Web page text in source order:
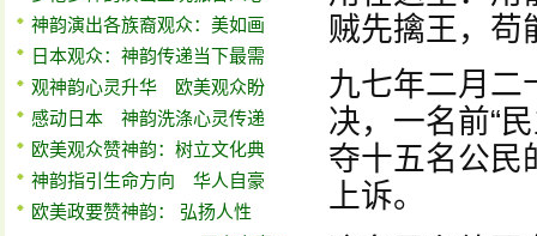
神韵演出各族裔观众：美如画
日本观众：神韵传递当下最需
观神韵心灵升华 欧美观众盼
感动日本 神韵洗涤心灵传递
欧美观众赞神韵：树立文化典
神韵指引生命方向 华人自豪
欧美政要赞神韵： 弘扬人性
贼先擒王，苟
九七年二月二
决，一名前“
夺十五名公民
上诉。